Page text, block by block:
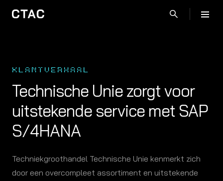
KLANTVERHAAL
Technische Unie zorgt voor
uitstekende service met SAP
S/4HANA
Techniekgroothandel Technische Unie kenmerkt zich
door een overcompleet assortiment en uitstekende